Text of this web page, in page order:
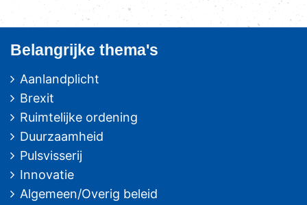
Belangrijke thema's
Aanlandplicht
Brexit
Ruimtelijke ordening
Duurzaamheid
Pulsvisserij
Innovatie
Algemeen/Overig beleid